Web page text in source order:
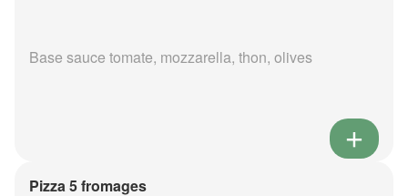
Base sauce tomate, mozzarella, thon, olives
Pizza 5 fromages